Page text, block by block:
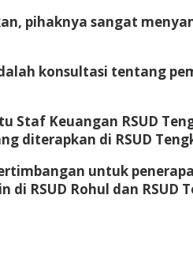
pihaknya sangat
konsultasi tentang
Staf Keuangan RSUD
diterapkan di RSUD
untuk
RSUD Rohul dan RSUD